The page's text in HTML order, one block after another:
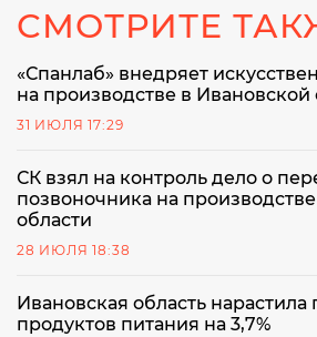
СМОТРИТЕ
«Спанлаб» внедряет
на производстве в Ивановской
31 ИЮЛЯ 17:29
СК взял на контроль дело о
позвоночника на
области
28 ИЮЛЯ 18:38
Ивановская область нарастила
продуктов питания на 3,7%